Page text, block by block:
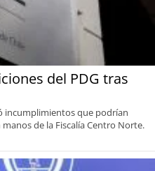
del PDG tras
incumplimientos que podrían
de la Fiscalía Centro Norte.